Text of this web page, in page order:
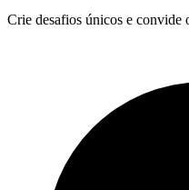
Crie desafios únicos e convide